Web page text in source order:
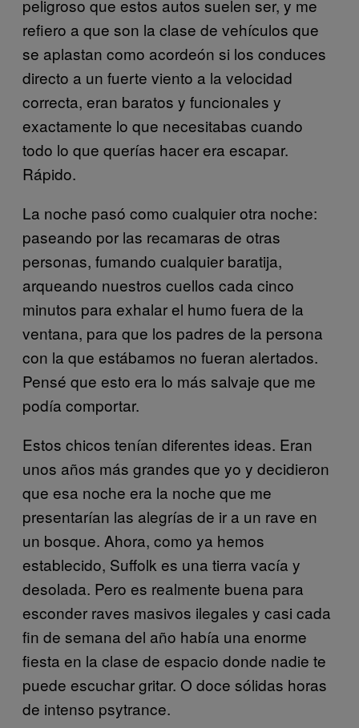
peligroso que estos autos suelen ser, y me
refiero a que son la clase de vehículos que
se aplastan como acordeón si los conduces
directo a un fuerte viento a la velocidad
correcta, eran baratos y funcionales y
exactamente lo que necesitabas cuando
todo lo que querías hacer era escapar.
Rápido.
La noche pasó como cualquier otra noche:
paseando por las recamaras de otras
personas, fumando cualquier baratija,
arqueando nuestros cuellos cada cinco
minutos para exhalar el humo fuera de la
ventana, para que los padres de la persona
con la que estábamos no fueran alertados.
Pensé que esto era lo más salvaje que me
podía comportar.
Estos chicos tenían diferentes ideas. Eran
unos años más grandes que yo y decidieron
que esa noche era la noche que me
presentarían las alegrías de ir a un rave en
un bosque. Ahora, como ya hemos
establecido, Suffolk es una tierra vacía y
desolada. Pero es realmente buena para
esconder raves masivos ilegales y casi cada
fin de semana del año había una enorme
fiesta en la clase de espacio donde nadie te
puede escuchar gritar. O doce sólidas horas
de intenso psytrance.